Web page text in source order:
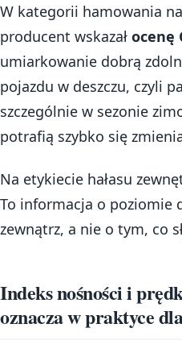
W kategorii hamowania
producent wskazał ocenę
umiarkowanie dobrą
pojazdu w deszczu, czyli
szczególnie w sezonie
potrafią szybko się
Na etykiecie hałasu
To informacja o poziomie
zewnątrz, a nie o tym, co
Indeks nośności i
oznacza w praktyce